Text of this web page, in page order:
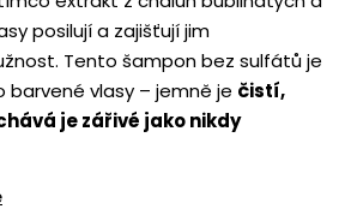
posilují a zajišťují jim
Tento šampon bez sulfátů je
barvené vlasy – jemně je čistí,
je zářivé jako nikdy